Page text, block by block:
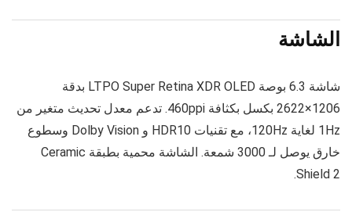
الشاشة
شاشة 6.3 بوصة LTPO Super Retina XDR OLED بدقة
1206×2622 بكسل بكثافة 460ppi. تدعم معدل تحديث متغير من
1Hz لغاية 120Hz، مع تقنيات HDR10 و Dolby Vision وسطوع
خارق يوصل لـ 3000 شمعة. الشاشة محمية بطبقة Ceramic
Shield 2.